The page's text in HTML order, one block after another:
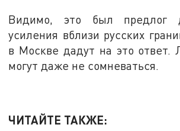
Видимо, это был предлог
усиления вблизи русских
в Москве дадут на это ответ.
могут даже не сомневаться.
ЧИТАЙТЕ ТАКЖЕ: